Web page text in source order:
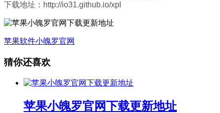
下载地址：http://io31.github.io/xpl
苹果软件小魄罗官网
猜你还喜欢
苹果小魄罗官网下载更新地址